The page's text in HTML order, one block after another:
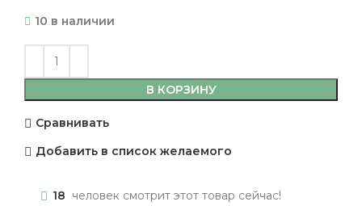
10 в наличии
В КОРЗИНУ
Сравнивать
Добавить в список желаемого
18 человек смотрит этот товар сейчас!